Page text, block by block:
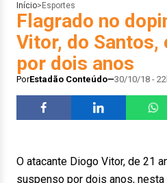
Início> Esportes
Flagrado no
Vitor, do Santos,
por dois anos
PorEstadão Conteúdo 30/10/18 -
O atacante Diogo Vitor, de 21
suspenso por dois anos,